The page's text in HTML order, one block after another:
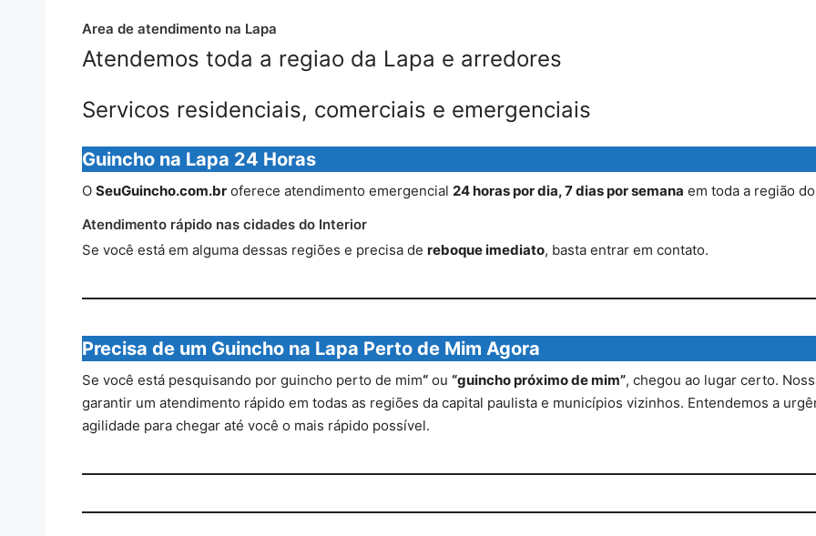
Area de atendimento na Lapa
Atendemos toda a regiao da Lapa e arredores
Servicos residenciais, comerciais e emergenciais
Guincho na Lapa 24 Horas
O SeuGuincho.com.broferece atendimento emergencial 24 horas por dia, 7 dias por semana em toda a região
Atendimento rápido nas cidades do Interior
Se você está em alguma dessas regiões e precisa de reboque imediato, basta entrar em contato.
Precisa de um Guincho na Lapa Perto de Mim Agora
Se você está pesquisando por guincho perto de mim“ou “guincho próximo de mim”, chegou ao lugar certo.
garantir um atendimento rápido em todas as regiões da capital paulista e municípios vizinhos. Entendemos a
agilidade para chegar até você o mais rápido possível.